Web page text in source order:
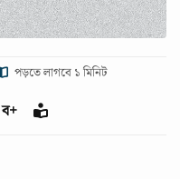
পড়তে লাগবে ১ মিনিট
ব+